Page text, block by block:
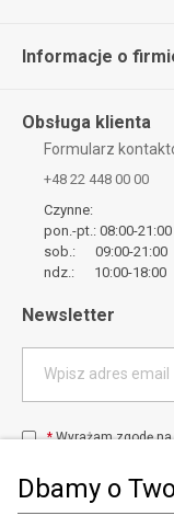
Dbamy o
Informacje o
Obsługa klienta
Formularz
+48 22 448 00 00
Czynne:
pon.-pt.: 08:00-21:00
sob.: 09:00-21:00
ndz.: 10:00-18:00
Newsletter
Wpisz adres email
*Wyrażam zgodę
elektronicznej (e-
W każdej chwili